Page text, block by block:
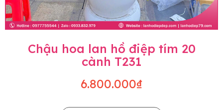
Chậu hoa lan hồ điệp tím 20
cành T231
6.800.000₫